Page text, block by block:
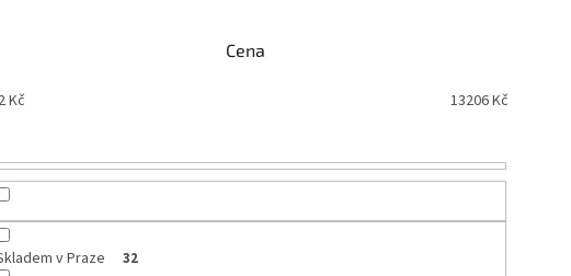
Cena
Kč 13206Kč
v Praze 32